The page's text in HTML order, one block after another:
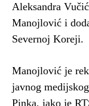
Aleksandra
Manojlović i
Severnoj Koreji.
Manojlović je
javnog
Pinka, iako je